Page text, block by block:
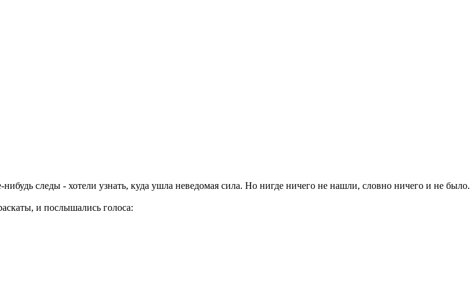
нибудь следы - хотели узнать, куда ушла неведомая сила. Но нигде ничего не нашли, словно ничего и не было.
и послышались голоса: